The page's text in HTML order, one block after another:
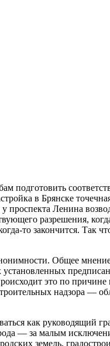
подготовить
в Брянске
Ленина
разрешения,
то закончится. Так
Общее
установлен­ных
это по
надзора —
как руко­водящий
— за малым
земель,